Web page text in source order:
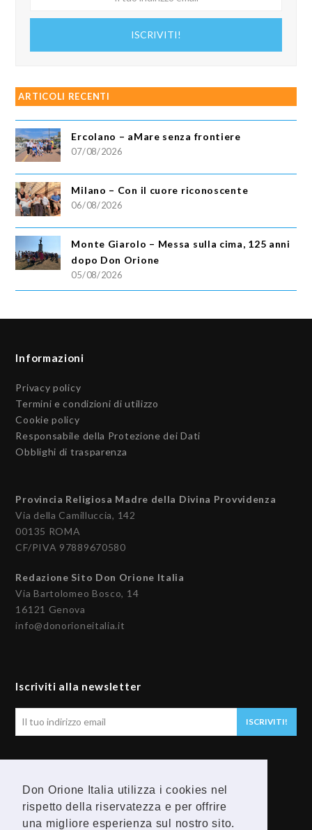
Don Orione Italia utilizza i cookies nel
rispetto della riservatezza e per offrire
una migliore esperienza sul nostro sito.
ISCRIVITI!
ARTICOLI RECENTI
Ercolano – aMare senza frontiere
07/08/2026
Milano – Con il cuore riconoscente
06/08/2026
Monte Giarolo – Messa sulla cima, 125 anni
dopo Don Orione
05/08/2026
Informazioni
Privacy policy
Termini e condizioni di utilizzo
Cookie policy
Responsabile della Protezione dei Dati
Obblighi di trasparenza
Provincia Religiosa Madre della Divina Provvidenza
Via della Camilluccia, 142
00135 ROMA
CF/PIVA 97889670580
Redazione Sito Don Orione Italia
Via Bartolomeo Bosco, 14
16121 Genova
info@donorioneitalia.it
Iscriviti alla newsletter
ISCRIVITI!
F
Y